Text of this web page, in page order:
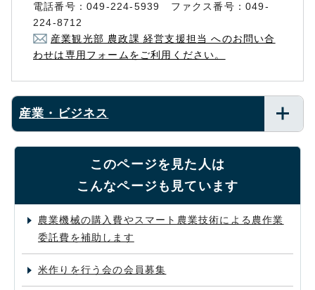
電話番号：049-224-5939 ファクス番号：049-
224-8712
産業観光部 農政課 経営支援担当 へのお問い合
わせは専用フォームをご利用ください。
産業・ビジネス
このページを見た人は
こんなページも見ています
農業機械の購入費やスマート農業技術による農作業
委託費を補助します
米作りを行う会の会員募集